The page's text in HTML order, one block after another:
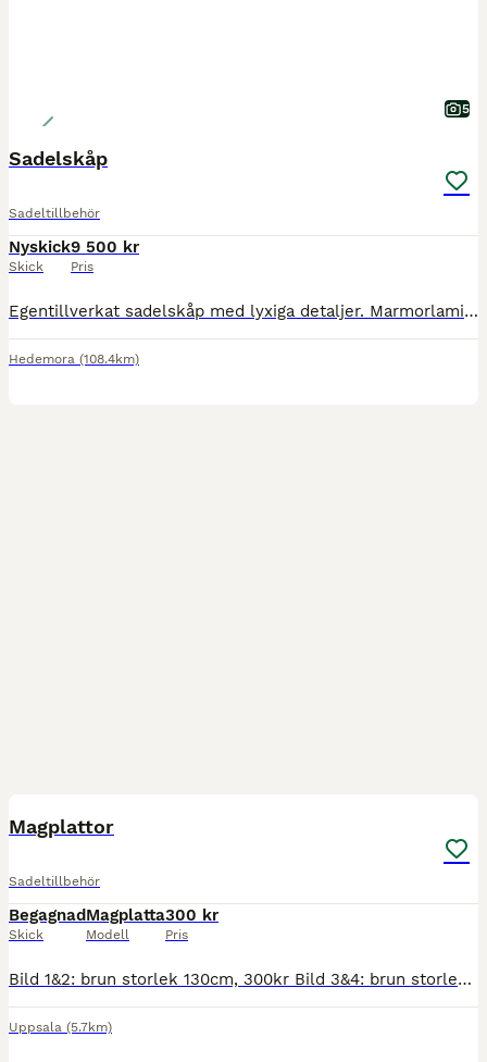
5
Sadelskåp
Sadeltillbehör
Nyskick
Skick
9 500 kr
Pris
Egentillverkat sadelskåp med lyxiga detaljer. Marmorlaminat på utsidan och insida av metallic rosegold. Stabilt men lättmanövrerat tack vare rejäla hjul och handtag. För 2 sadlar. 1 st sadelskydd i s
Hedemora (108.4km)
Magplattor
Sadeltillbehör
Begagnad
Skick
Magplatta
Modell
300 kr
Pris
Bild 1&2: brun storlek 130cm, 300kr Bild 3&4: brun storlek 115cm (inte putsad på bilderna) 400kr Skick enligt bilder, finns i Uppsala för upphämtning eller skickas med PostNord mot fraktkostnad🤎
Uppsala (5.7km)